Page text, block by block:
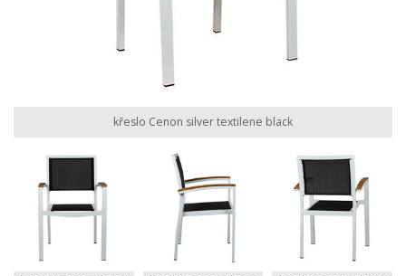
křeslo Cenon silver textilene black